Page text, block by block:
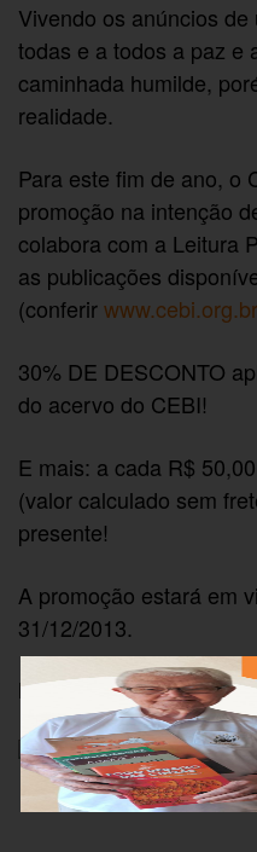
Vivendo os anúncios
todas e a todos a paz e
caminhada humilde,
realidade.
Para este fim de ano, o
promoção na intenção
colabora com a Leitura
as publicações
(conferirwww.cebi.org.br
30% DE DESCONTO
do acervo do CEBI!
E mais: a cada R$
(valor calculado sem
presente!
A promoção estará em
31/12/2013.
Não perca esta